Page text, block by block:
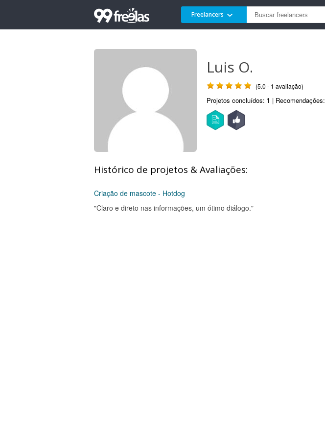
Freelancers
Luis O.
(5.0 - 1 avaliação)
Projetos concluídos: 1 | Recomendações:
Histórico de projetos & Avaliações:
Criação de mascote - Hotdog
"Claro e direto nas informações, um ótimo diálogo."